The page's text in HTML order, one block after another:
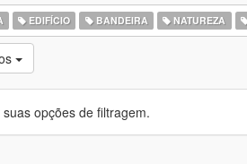
EDIFÍCIO BANDEIRA NATUREZA
opções de filtragem.